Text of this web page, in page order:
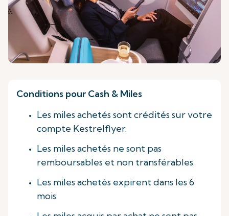
Conditions pour Cash & Miles
Les miles achetés sont crédités sur votre
compte Kestrelflyer.
Les miles achetés ne sont pas
remboursables et non transférables.
Les miles achetés expirent dans les 6
mois.